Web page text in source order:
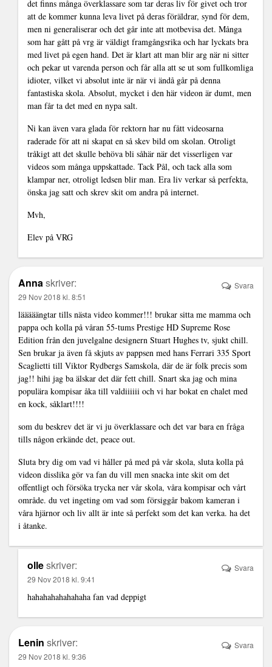
det finns många överklassare som tar deras liv för givet och tror
att de kommer kunna leva livet på deras föräldrar, synd för dem,
men ni generaliserar och det går inte att motbevisa det. Många
som har gått på vrg är väldigt framgångsrika och har lyckats bra
med livet på egen hand. Det är klart att man blir arg när ni sitter
och pekar ut varenda person och får alla att se ut som fullkomliga
idioter, vilket vi absolut inte är när vi ändå går på denna
fantastiska skola. Absolut, mycket i den här videon är dumt, men
man får ta det med en nypa salt.
Ni kan även vara glada för rektorn har nu fått videosarna
raderade för att ni skapat en så skev bild om skolan. Otroligt
tråkigt att det skulle behöva bli såhär när det visserligen var
videos som många uppskattade. Tack Pål, och tack alla som
klampar ner, otroligt ledsen blir man. Era liv verkar så perfekta,
önska jag satt och skrev skit om andra på internet.
Mvh,
Elev på VRG
Annaskriver:
29 Nov 2018 kl. 8:51
lääääängtar tills nästa video kommer!!! brukar sitta me mamma och
pappa och kolla på våran 55-tums Prestige HD Supreme Rose
Edition från den juvelgalne designern Stuart Hughes tv, sjukt chill.
Sen brukar ja även få skjuts av pappsen med hans Ferrari 335 Sport
Scaglietti till Viktor Rydbergs Samskola, där de är folk precis som
jag!! hihi jag ba älskar det där fett chill. Snart ska jag och mina
populära kompisar åka till valdiiiiii och vi har bokat en chalet med
en kock, såklart!!!!
som du beskrev det är vi ju överklassare och det var bara en fråga
tills någon erkände det, peace out.
Sluta bry dig om vad vi håller på med på vår skola, sluta kolla på
videon disslika gör va fan du vill men snacka inte skit om det
offentligt och försöka trycka ner vår skola, våra kompisar och vårt
område. du vet ingeting om vad som försiggår bakom kameran i
våra hjärnor och liv allt är inte så perfekt som det kan verka. ha det
i åtanke.
Svara
olleskriver:
29 Nov 2018 kl. 9:41
hahahahahahahaha fan vad deppigt
Svara
Lenin skriver:
29 Nov 2018 kl. 9:36
Svara